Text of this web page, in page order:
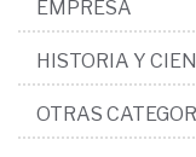
EMPRESA
HISTORIA Y
OTRAS